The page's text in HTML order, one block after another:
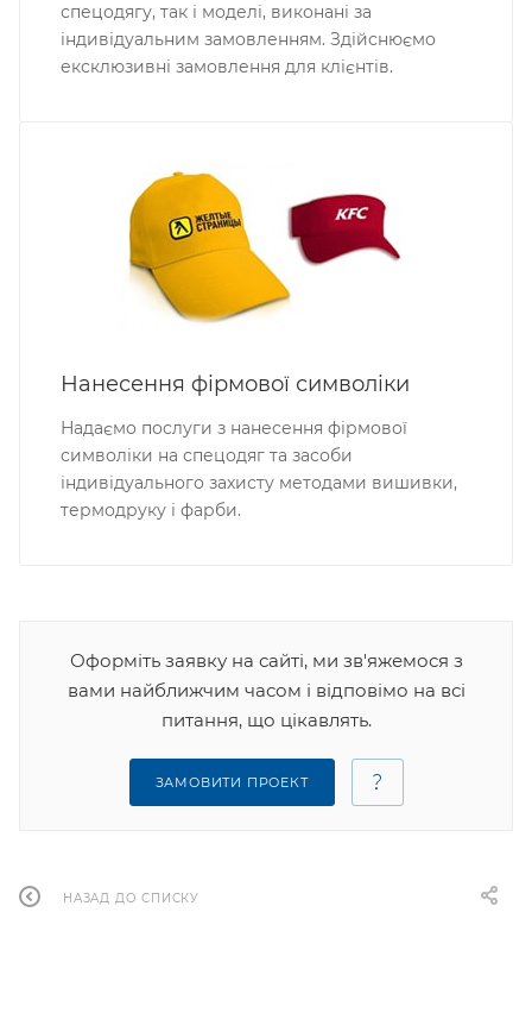
спецодягу, так і моделі, виконані за
індивідуальним замовленням. Здійснюємо
ексклюзивні замовлення для клієнтів.
Нанесення фірмової символіки
Надаємо послуги з нанесення фірмової
символіки на спецодяг та засоби
індивідуального захисту методами вишивки,
термодруку і фарби.
Оформіть заявку на сайті, ми зв'яжемося з
вами найближчим часом і відповімо на всі
питання, що цікавлять.
ЗАМОВИТИ ПРОЕКТ
НАЗАД ДО СПИСКУ